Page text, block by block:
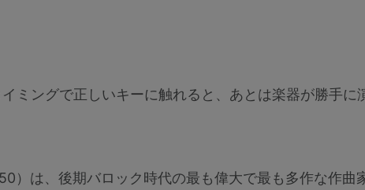
ミングで正しいキーに触れると、あとは楽器が勝手に
）は、後期バロック時代の最も偉大で最も多作な作曲